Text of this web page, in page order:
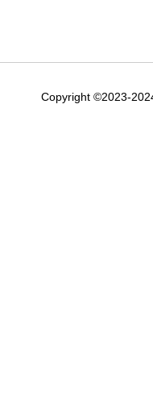
Copyright ©2023-